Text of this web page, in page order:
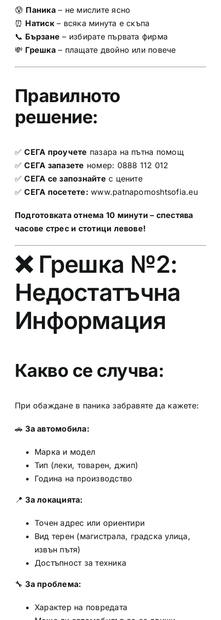
😰 Паника– не мислите ясно
⏰ Натиск– всяка минута е скъпа
📞 Бързане – избирате първата фирма
💸 Грешка– плащате двойно или повече
Правилното
решение:
✅СЕГА проучете пазара на пътна помощ
✅СЕГА запазете номер: 0888 112 012
✅СЕГА се запознайте с цените
✅СЕГА посетете: www.patnapomoshtsofia.eu
Подготовката отнема 10 минути – спестява
часове стрес и стотици левове!
❌ Грешка №2:
Недостатъчна
Информация
Какво се случва:
При обаждане в паника забравяте да кажете:
🚗За автомобила:
Марка и модел
Тип (леки, товарен, джип)
Година на производство
📍За локацията:
Точен адрес или ориентири
Вид терен (магистрала, градска улица,
извън пътя)
Достъпност за техника
🔧За проблема:
Характер на повредата